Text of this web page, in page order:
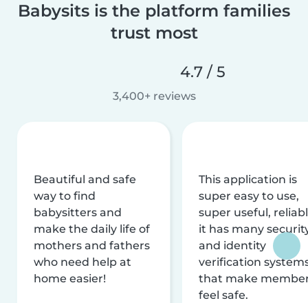
Babysits is the platform families
trust most
4.7 / 5
3,400+ reviews
Beautiful and safe
way to find
babysitters and
make the daily life of
mothers and fathers
who need help at
home easier!
This application is
super easy to use,
super useful,
it has many
and identity
verification
that make
feel safe.